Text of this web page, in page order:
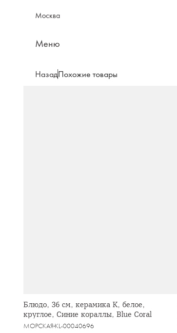
Москва
Меню
НазадПохожие товары
Блюдо, 36 см, керамика К, белое,
круглое, Синие кораллы, Blue Coral
МОРСКАЯ KL-00040696